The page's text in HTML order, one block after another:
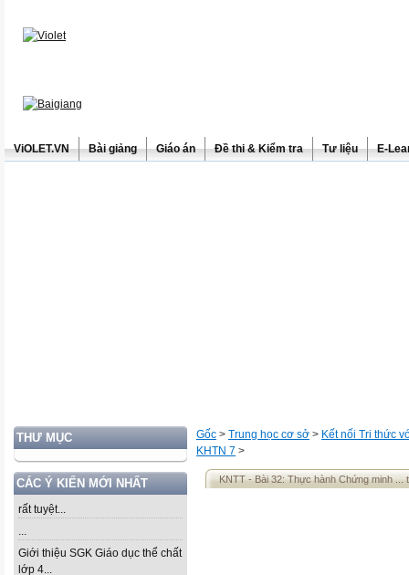
ViOLET.VN Bài giảng Giáo án Đề thi & Kiểm tra Tư liệu E-
THƯ MỤC
CÁC Ý KIẾN MỚI NHẤT
rất tuyệt...
...
Giới thiệu SGK Giáo dục thể chất
lớp 4...
Gốc > Trung học cơ sở > Kết nối Tri thức
KHTN 7 >
KNTT - Bài 32: Thực hành Chứng minh ...